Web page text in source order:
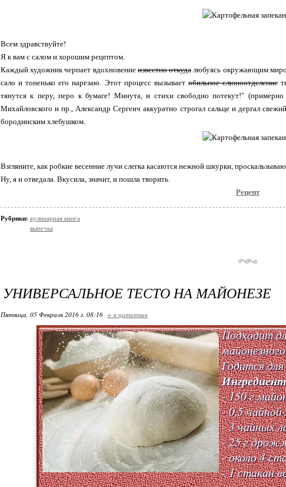
Всем здравствуйте!
Я к вам с салом и хорошим рецептом.
Каждый художник черпает вдохновениеизвестно откудалюбуясь окружающим
сало и тоненько его нарезаю. Этот процесс вызывает обильное слюноотделение
тянутся к перу, перо к бумаге! Минута, и стихи свободно потекут!"
Михайловского и пр., Александр Сергеич аккуратно строгал сальце и дергал
бородинским хлебушком.
Взгляните, как робкие весенние лучи слегка касаются нежной шкурки,
Ну, я и отведала. Вкусила, значит, и пошла творить.
Рецепт
Рубрики: кулинарная книга
выпечка
УНИВЕРСАЛЬНОЕ ТЕСТО НА МАЙОНЕЗЕ
Пятница, 05 Февраля 2016 г. 08:16 + в цитатник
Подходит
Годится
- 150 г
- 0,5
- 3 чайных
- 25 г
- около 4
- 1 стакан